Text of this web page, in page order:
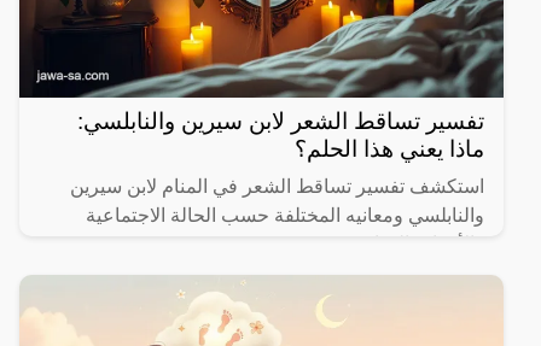
تفسير تساقط الشعر لابن سيرين والنابلسي:
ماذا يعني هذا الحلم؟
استكشف تفسير تساقط الشعر في المنام لابن سيرين
والنابلسي ومعانيه المختلفة حسب الحالة الاجتماعية